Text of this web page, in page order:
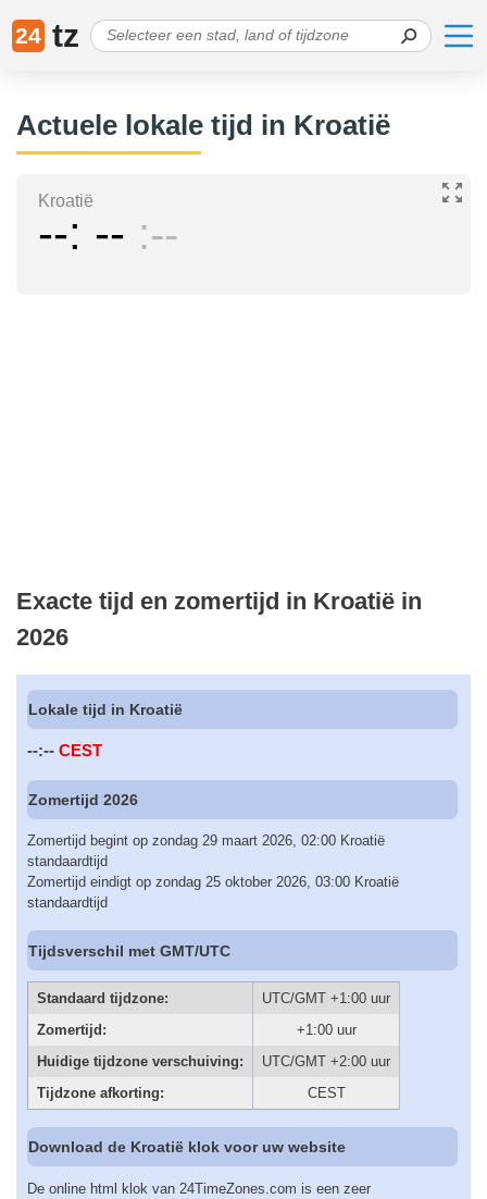
24 tz
Actuele lokale tijd in Kroatië
Kroatië
-- -- --
Exacte tijd en zomertijd in Kroatië in
2026
Lokale tijd in Kroatië
--:-- CEST
Zomertijd 2026
Zomertijd begint op zondag 29 maart 2026, 02:00 Kroatië
standaardtijd
Zomertijd eindigt op zondag 25 oktober 2026, 03:00 Kroatië
standaardtijd
Tijdsverschil met GMT/UTC
Standaard tijdzone:
UTC/GMT +1:00 uur
Zomertijd:
+1:00 uur
Huidige tijdzone verschuiving:
UTC/GMT +2:00 uur
Tijdzone afkorting:
CEST
Download de Kroatië klok voor uw website
De online html klok van 24TimeZones.com is een zeer